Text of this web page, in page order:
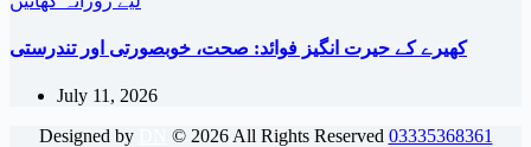
کھیرے کے حیرت انگیز فوائد: صحت، خوبصورتی اور تندرستی
July 11, 2026
Designed by
© 2026All Rights Reserved 03335368361